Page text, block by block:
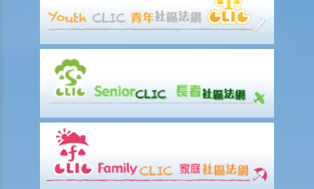
4. 我每周从星期一到星期五工作， 星期六和星期日休息。如果法定假期
恰巧是星期六，雇主是否应该给另一天替代假期？
5. 雇员可以自愿在休息日工作吗？
6. 雇员于法定假期期间应否受薪？
7. 我可否以支付补贴工资之形式指令我的员工在法定假期期间工作？
8. 法定的年假和合约给予的年假有什么分别？
9. 假期年、共同假期年、按比例计算的年假是什么？
10. 何時可以放年假？
11. 有什么方式放年假？
12. 已累积但未放的年假应如何处理？